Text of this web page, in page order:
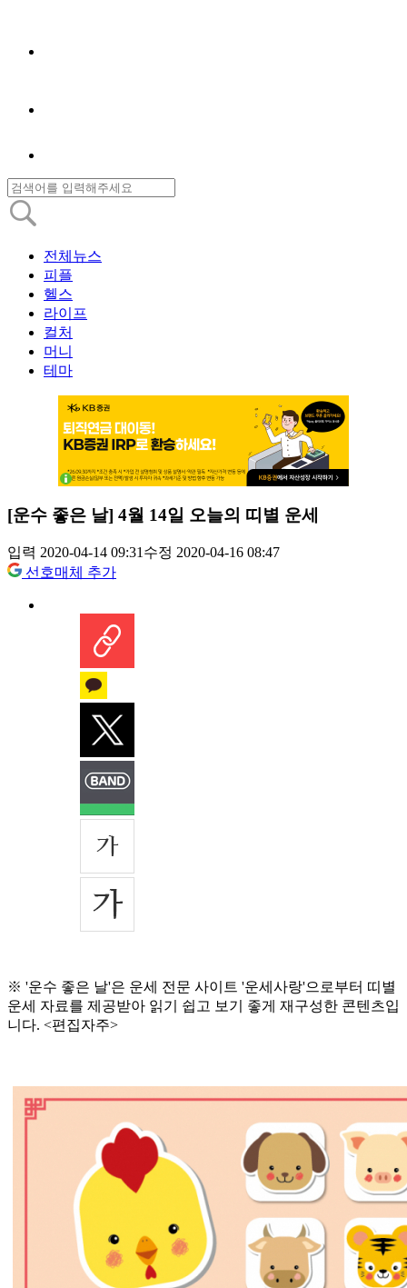
전체뉴스
피플
헬스
라이프
컬처
머니
테마
[운수 좋은 날] 4월 14일 오늘의 띠별 운세
입력 2020-04-14 09:31수정 2020-04-16 08:47
선호매체 추가
※ '운수 좋은 날'은 운세 전문 사이트 '운세사랑'으로부터 띠별
운세 자료를 제공받아 읽기 쉽고 보기 좋게 재구성한 콘텐츠입
니다. <편집자주>